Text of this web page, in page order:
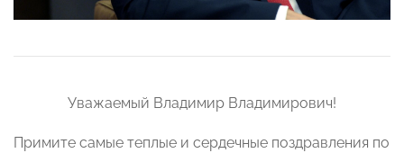
Уважаемый Владимир Владимирович!
Примите самые теплые и сердечные поздравления по